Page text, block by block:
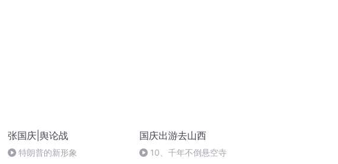
张国庆|舆论战
特朗普的新形象
国庆出游去山西
10、千年不倒悬空寺